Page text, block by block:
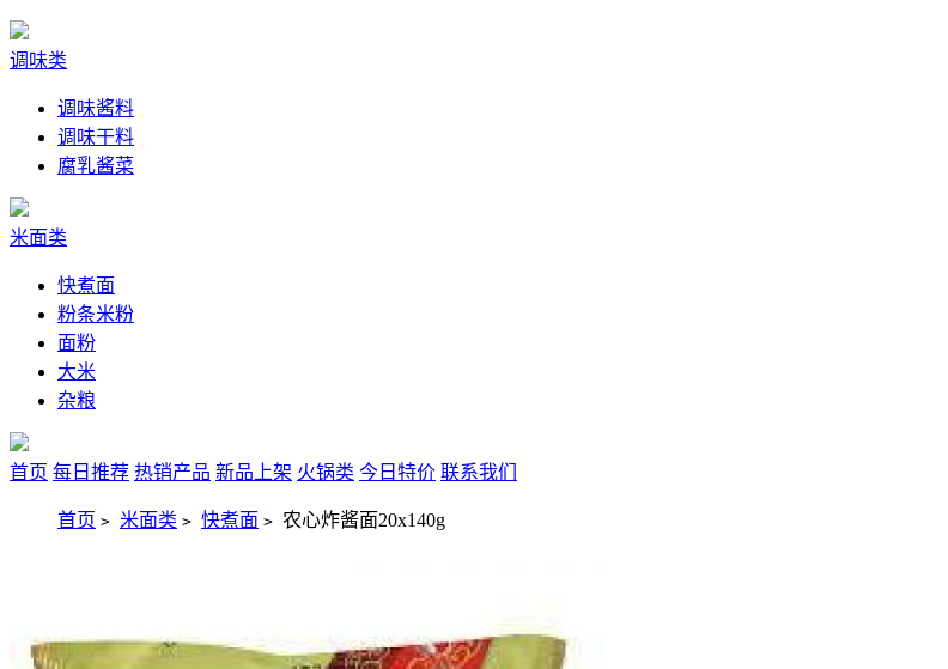
调味类
调味酱料
调味干料
腐乳酱菜
米面类
快煮面
粉条米粉
面粉
大米
杂粮
首页 每日推荐 热销产品 新品上架 火锅类 今日特价 联系我们
首页 > 米面类 > 快煮面 > 农心炸酱面20x140g